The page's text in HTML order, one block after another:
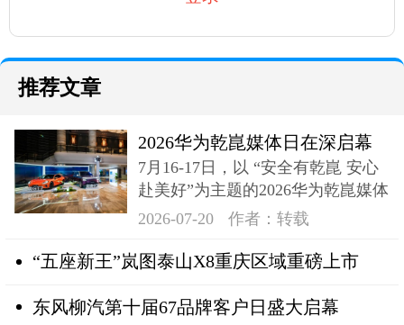
推荐文章
2026华为乾崑媒体日在深启幕
奕境X9登场
7月16-17日，以 “安全有乾崑 安心
赴美好”为主题的2026华为乾崑媒体
日在深成功举办
2026-07-20 作者：转载
“五座新王”岚图泰山X8重庆区域重磅上市
东风柳汽第十届67品牌客户日盛大启幕